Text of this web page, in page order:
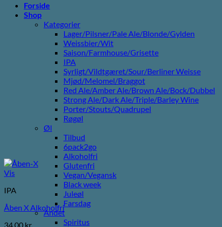
Forside
Shop
Kategorier
Lager/Pilsner/Pale Ale/Blonde/Gylden
Weissbier/Wit
Saison/Farmhouse/Grisette
IPA
Syrligt/Vildtgæret/Sour/Berliner Weisse
Mjød/Melomel/Braggot
Red Ale/Amber Ale/Brown Ale/Bock/Dubbel
Strong Ale/Dark Ale/Triple/Barley Wine
Porter/Stouts/Quadrupel
Røgøl
Øl
Tilbud
6pack2go
Alkoholfri
Glutenfri
Vegan/Vegansk
Black week
Juleøl
Farsdag
Andet
Spiritus
Vis
IPA
Åben X Alkoholfri
34,00 kr.